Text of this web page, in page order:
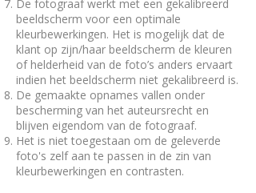
De fotograaf werkt met een gekalibreerd
beeldscherm voor een optimale
kleurbewerkingen. Het is mogelijk dat de
klant op zijn/haar beeldscherm de kleuren
of helderheid van de foto’s anders ervaart
indien het beeldscherm niet gekalibreerd is.
De gemaakte opnames vallen onder
bescherming van het auteursrecht en
blijven eigendom van de fotograaf.
Het is niet toegestaan om de geleverde
foto's zelf aan te passen in de zin van
kleurbewerkingen en contrasten.